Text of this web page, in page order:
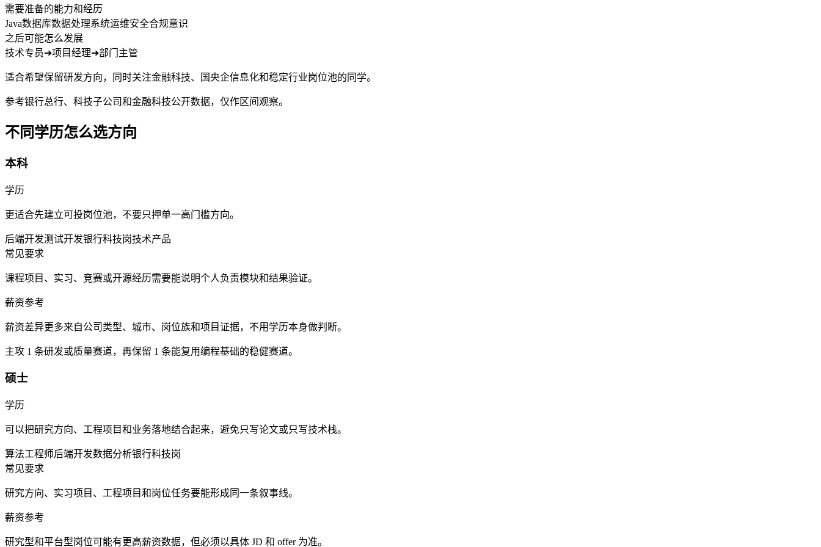
需要准备的能力和经历
Java数据库数据处理系统运维安全合规意识
之后可能怎么发展
技术专员➔项目经理➔部门主管
适合希望保留研发方向，同时关注金融科技、国央企信息化和稳定行业岗位池的同学。
参考银行总行、科技子公司和金融科技公开数据，仅作区间观察。
不同学历怎么选方向
本科
学历
更适合先建立可投岗位池，不要只押单一高门槛方向。
后端开发测试开发银行科技岗技术产品
常见要求
课程项目、实习、竞赛或开源经历需要能说明个人负责模块和结果验证。
薪资参考
薪资差异更多来自公司类型、城市、岗位族和项目证据，不用学历本身做判断。
主攻 1 条研发或质量赛道，再保留 1 条能复用编程基础的稳健赛道。
硕士
学历
可以把研究方向、工程项目和业务落地结合起来，避免只写论文或只写技术栈。
算法工程师后端开发数据分析银行科技岗
常见要求
研究方向、实习项目、工程项目和岗位任务要能形成同一条叙事线。
薪资参考
研究型和平台型岗位可能有更高薪资数据，但必须以具体 JD 和 offer 为准。